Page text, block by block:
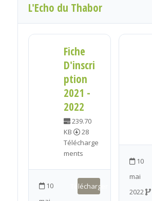
L'Echo du Thabor
Fiche
D'inscri
ption
2021 -
2022
239.70
KB
28
Télécharge
ments
10
Télécharger
10
mai
2022